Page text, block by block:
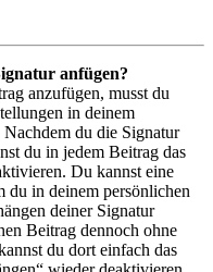
anfügen?
anzufügen, musst du
in deinem
du die Signatur
du in jedem Beitrag das
Du kannst eine
du in deinem persönlichen
deiner Signatur
Beitrag dennoch ohne
du dort einfach das